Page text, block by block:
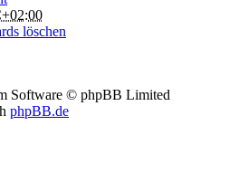
löschen
Software © phpBB Limited
phpBB.de